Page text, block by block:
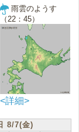
)
安)
)
)
雨雲のようす
（22：45）
<詳細>
8/7(金)